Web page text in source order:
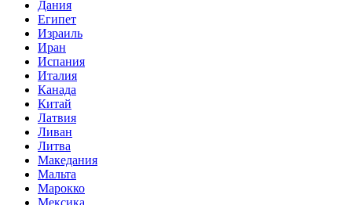
Дания
Египет
Израиль
Иран
Испания
Италия
Канада
Китай
Латвия
Ливан
Литва
Македания
Мальта
Марокко